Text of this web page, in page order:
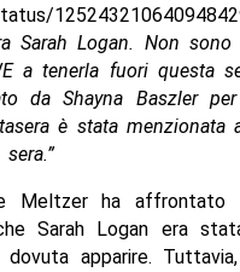
Sarah Logan. Non
a tenerla fuori questa
da Shayna Baszler
è stata
Meltzer ha affrontato
Sarah Logan era
apparire.